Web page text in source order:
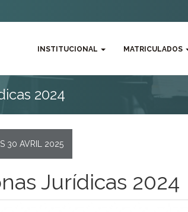
INSTITUCIONAL MATRICULADOS
2024
30 AVRIL 2025
Jurídicas 2024